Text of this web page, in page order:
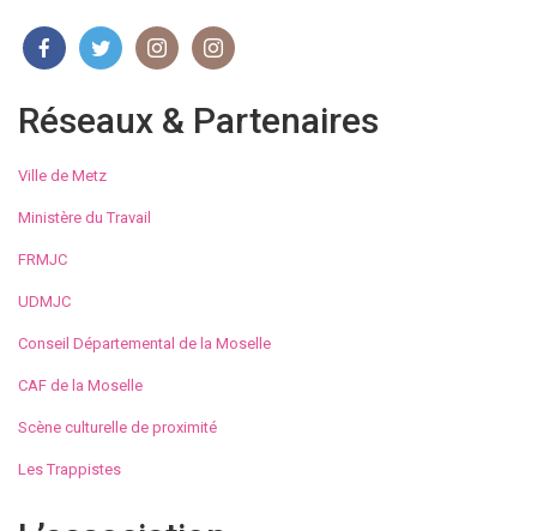
Réseaux & Partenaires
Ville de Metz
Ministère du Travail
FRMJC
UDMJC
Conseil Départemental de la Moselle
CAF de la Moselle
Scène culturelle de proximité
Les Trappistes